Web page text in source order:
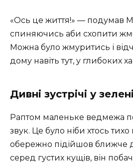
«Ось це життя!» — подумав
спиняючись аби схопити
Можна було жмуритись і
дому навіть тут, у глибоких
Дивні зустрічі у
Раптом маленьке ведмежа
звук. Це було ніби хтось
обережно підійшов ближче
серед густих кущів, він